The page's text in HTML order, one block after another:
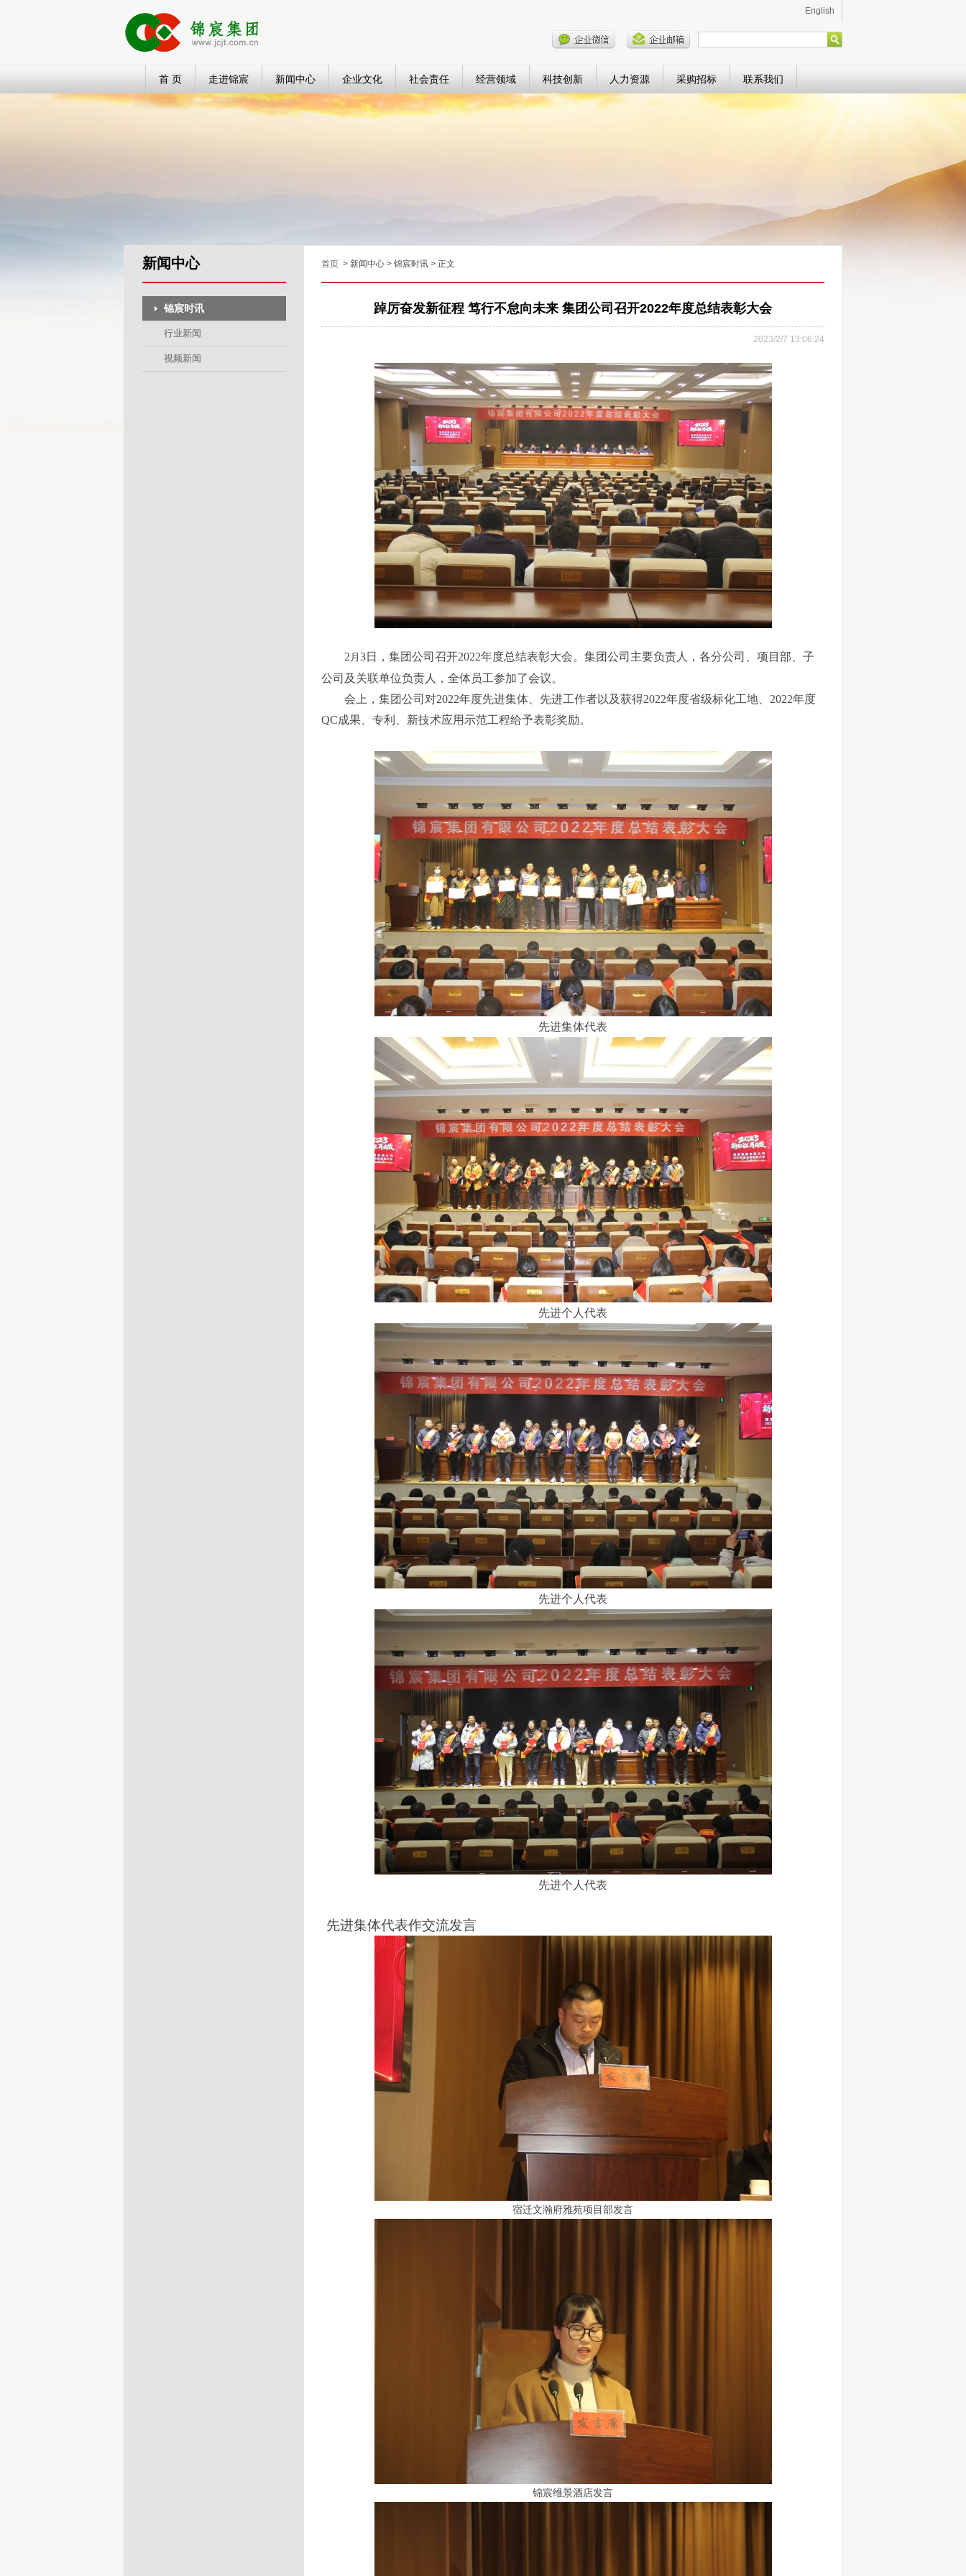
English
首 页 走进锦宸 新闻中心 企业文化 社会责任 经营领域 科技创新 人力资源 采购招标 联系我们
新闻中心
锦宸时讯
行业新闻
视频新闻
首页 > 新闻中心 > 锦宸时讯 > 正文
踔厉奋发新征程 笃行不怠向未来 集团公司召开2022年度总结表彰大会
2023/2/7 13:06:24
2 月 3日，集团公司召开2022年度总结表彰大会。集团公司主要负责人，各分公司、项目部、 子
公司及关联单位负责人，全体员工参加了会议。
会上，集团公司对2022年度先进集体、先进工作者以及获得2022年度省级标化工地 2022年度
QC成果、专利、新技术应用示范工程给予表彰奖励。
先进集体代表
先进个人代表
先进个人代表
先进个人代表
先进集体代表作交流发言
宿迁文瀚府雅苑项目部发言
锦宸维景酒店发言